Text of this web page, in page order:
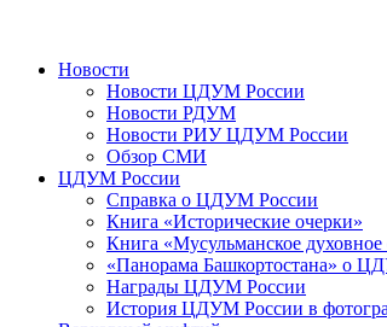
Новости
Новости ЦДУМ России
Новости РДУМ
Новости РИУ ЦДУМ России
Обзор СМИ
ЦДУМ России
Справка о ЦДУМ России
Книга «Исторические очерки»
Книга «Мусульманское духовное
«Панорама Башкортостана» о
Награды ЦДУМ России
История ЦДУМ России в